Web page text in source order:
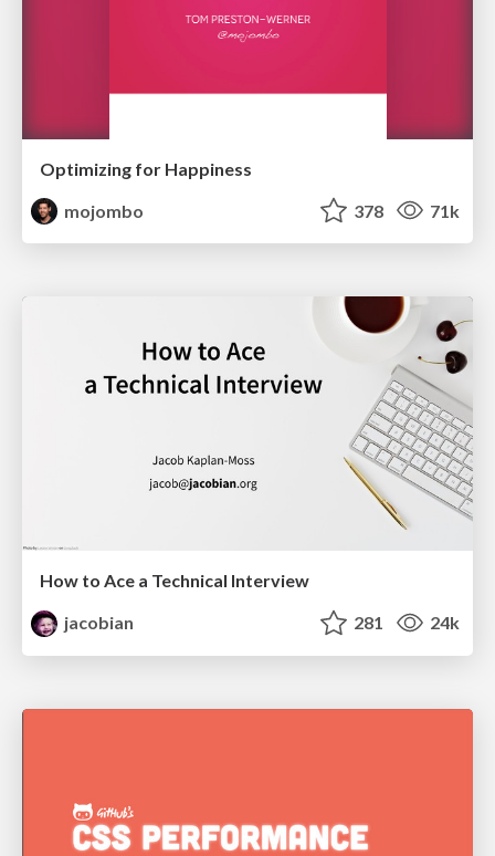
Optimizing for Happiness
mojombo
378 71k
How to Ace a Technical Interview
jacobian
281 24k